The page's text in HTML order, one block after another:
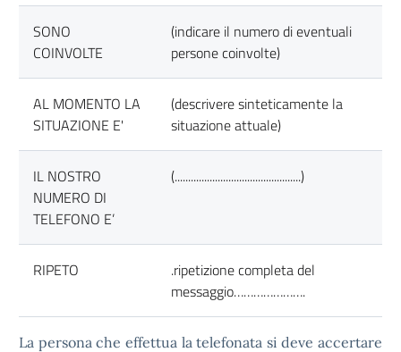
SONO
COINVOLTE
(indicare il numero di eventuali
persone coinvolte)
AL MOMENTO LA
SITUAZIONE E'
(descrivere sinteticamente la
situazione attuale)
IL NOSTRO
NUMERO DI
TELEFONO E’
(...............................................)
RIPETO
.ripetizione completa del
messaggio………………….
La persona che effettua la telefonata si deve accertare